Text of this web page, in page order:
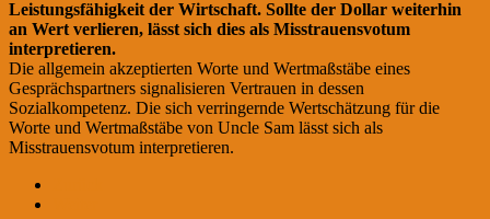
Leistungsfähigkeit der Wirtschaft. Sollte der Dollar weiterhin
an Wert verlieren, lässt sich dies als Misstrauensvotum
interpretieren.
Die allgemein akzeptierten Worte und Wertmaßstäbe eines
Gesprächspartners signalisieren Vertrauen in dessen
Sozialkompetenz. Die sich verringernde Wertschätzung für die
Worte und Wertmaßstäbe von Uncle Sam lässt sich als
Misstrauensvotum interpretieren.